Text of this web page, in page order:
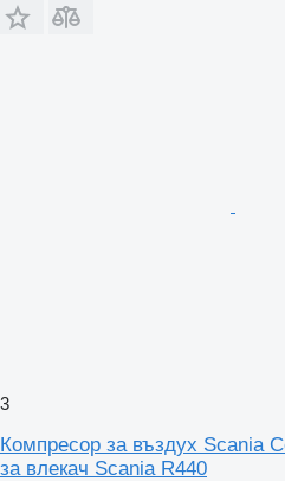
3
Компресор за въздух Scania
за влекач Scania R440